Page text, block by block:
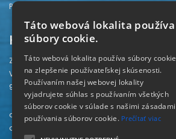
Piatok
Kontakt
Záhorská knižnica
Vajanského 28
905 01 Senica
odd. beletrie 034/654 3780
odd. odbornej literatúry 034/651 2710
Táto webová lokalita používa
súbory cookie.
Táto webová lokalita používa súbory cookie
na zlepšenie používateľskej skúsenosti.
Používaním našej webovej lokality
vyjadrujete súhlas s používaním všetkých
súborov cookie v súlade s našimi zásadami
používania súborov cookie. Prečítať viac